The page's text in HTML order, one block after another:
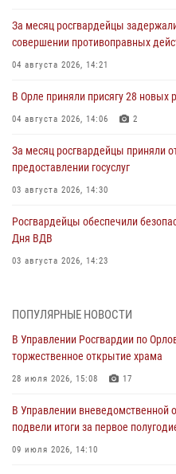
За месяц росгвардейцы
совершении противоправных
04 августа 2026, 14:21
В Орле приняли присягу 28 новых
04 августа 2026, 14:06 2
За месяц росгвардейцы приняли
предоставлении госуслуг
03 августа 2026, 14:30
Росгвардейцы обеспечили
Дня ВДВ
03 августа 2026, 14:23
участке
Жительница Мценска сдала в
ружьё
Сотрудники Росгвардии пресекли
30 июля 2026, 14:27
ПОПУЛЯРНЫЕ НОВОСТИ
В Управлении Росгвардии по
торжественное открытие храма
28 июля 2026, 15:08 17
В Управлении вневедомственной
подвели итоги за первое
09 июля 2026, 14:10